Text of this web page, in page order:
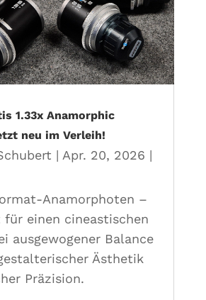
1.33x Anamorphic
neu im Verleih!
| Apr. 20, 2026 |
Anamorphoten –
einen cineastischen
ausgewogener Balance
Ästhetik
Präzision.